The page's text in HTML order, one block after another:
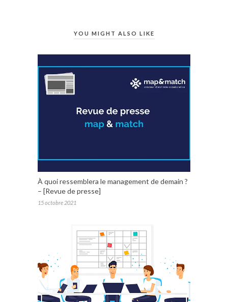
YOU MIGHT ALSO LIKE
À quoi ressemblera le management de demain ?
– [Revue de presse]
15 octobre 2021